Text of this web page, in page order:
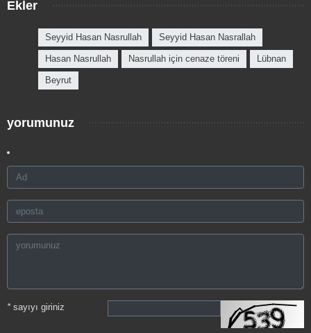
Ekler
Seyyid Hasan Nasrullah Seyyid Hasan Nasrallah
Hasan Nasrullah Nasrullah için cenaze töreni Lübnan
Beyrut
yorumunuz
*sayıyı giriniz